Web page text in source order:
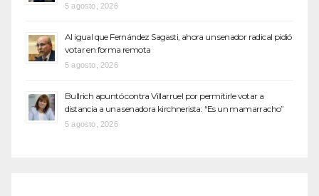
5 agosto, 2026
Al igual que Fernández Sagasti, ahora un senador radical pidió
votar en forma remota
5 agosto, 2026
Bullrich apuntó contra Villarruel por permitirle votar a
distancia a una senadora kirchnerista: “Es un mamarracho”
5 agosto, 2026